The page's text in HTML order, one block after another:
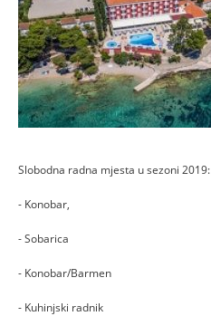
Slobodna radna mjesta u sezoni 2019:
- Konobar,
- Sobarica
- Konobar/Barmen
- Kuhinjski radnik